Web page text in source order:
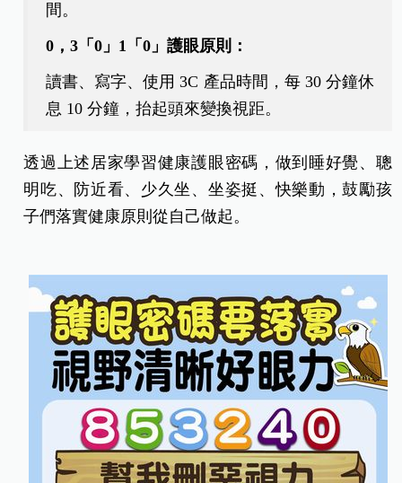
間。
0，3 「0 」1
「0」護眼原則：
讀書、寫字、使用 3C 產品時間，每 30 分鐘休
息 10 分鐘，抬起頭來變換視距。
透過上述居家學習健康護眼密碼，做到睡好覺、聰
明吃、防近看、少久坐、坐姿挺、快樂動，鼓勵孩
子們落實健康原則從自己做起。